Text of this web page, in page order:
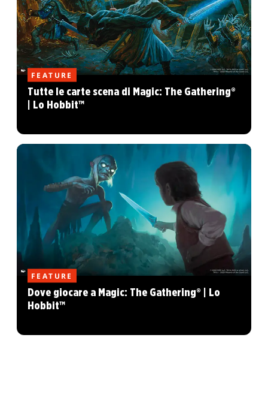
FEATURE
Tutte le carte scena di Magic: The Gathering®
| Lo Hobbit™
FEATURE
Dove giocare a Magic: The Gathering® | Lo
Hobbit™